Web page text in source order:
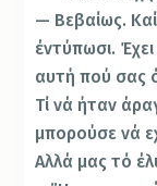
— Βεβαίως.
έντύπωσι.
αυτή πού σας
Τί νά ήταν
μπο­ρούσε νά
Αλλά μας τό